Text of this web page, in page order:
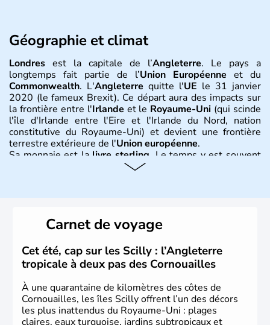
Géographie et climat
Londres est la capitale de l’Angleterre. Le pays a
longtemps fait partie de l’Union Européenne et du
Commonwealth. L'Angleterre quitte l'UE le 31 janvier
2020 (le fameux Brexit). Ce départ aura des impacts sur
la frontière entre l'Irlande et le Royaume-Uni (qui scinde
l'île d'Irlande entre l'Eire et l'Irlande du Nord, nation
constitutive du Royaume-Uni) et devient une frontière
terrestre extérieure de l'Union européenne.
Sa monnaie est lalivre sterling . Le temps y est souvent
instable avec de nombreuses précipitations : il s’agit d’un
Histoire et administration
L'Angleterre est l’une des quatre nations constitutives du
Royaume-Uni. Elle est peuplée de plus de 50 millions
d’habitants, les Anglais, et constitue à elle seule, près de
84% de la population de l’ensemble. Le pays s’est créé au
Xème siècle et tient son nom desAngles
germanique installé sur ces terres. Première démocratie
parlementaire au monde, elle doit son développement à
Carnet de voyage
Cet été, cap sur les Scilly : l’Angleterre
tropicale à deux pas des Cornouailles
À une quarantaine de kilomètres des côtes de
Cornouailles, les îles Scilly offrent l’un des décors
les plus inattendus du Royaume-Uni : plages
claires, eaux turquoise, jardins subtropicaux et